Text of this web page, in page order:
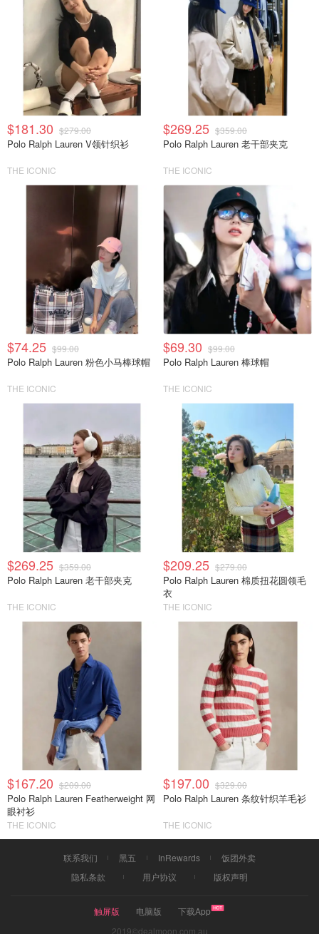
$181.30 $279.00
Polo Ralph Lauren V领针织衫
THE ICONIC
$269.25 $359.00
Polo Ralph Lauren 老干部夹克
THE ICONIC
$74.25 $99.00
Polo Ralph Lauren 粉色小马棒球帽
THE ICONIC
$69.30 $99.00
Polo Ralph Lauren 棒球帽
THE ICONIC
$269.25 $359.00
Polo Ralph Lauren 老干部夹克
THE ICONIC
$209.25 $279.00
Polo Ralph Lauren 棉质扭花圆领毛
衣
THE ICONIC
$167.20 $209.00
Polo Ralph Lauren Featherweight 网
眼衬衫
THE ICONIC
$197.00 $329.00
Polo Ralph Lauren 条纹针织羊毛衫
THE ICONIC
联系我们 黑五 InRewards
饭团外卖
隐私条款
用户协议 版权声明
触屏版 电脑版
下载App
2019©dealmoon.com.au